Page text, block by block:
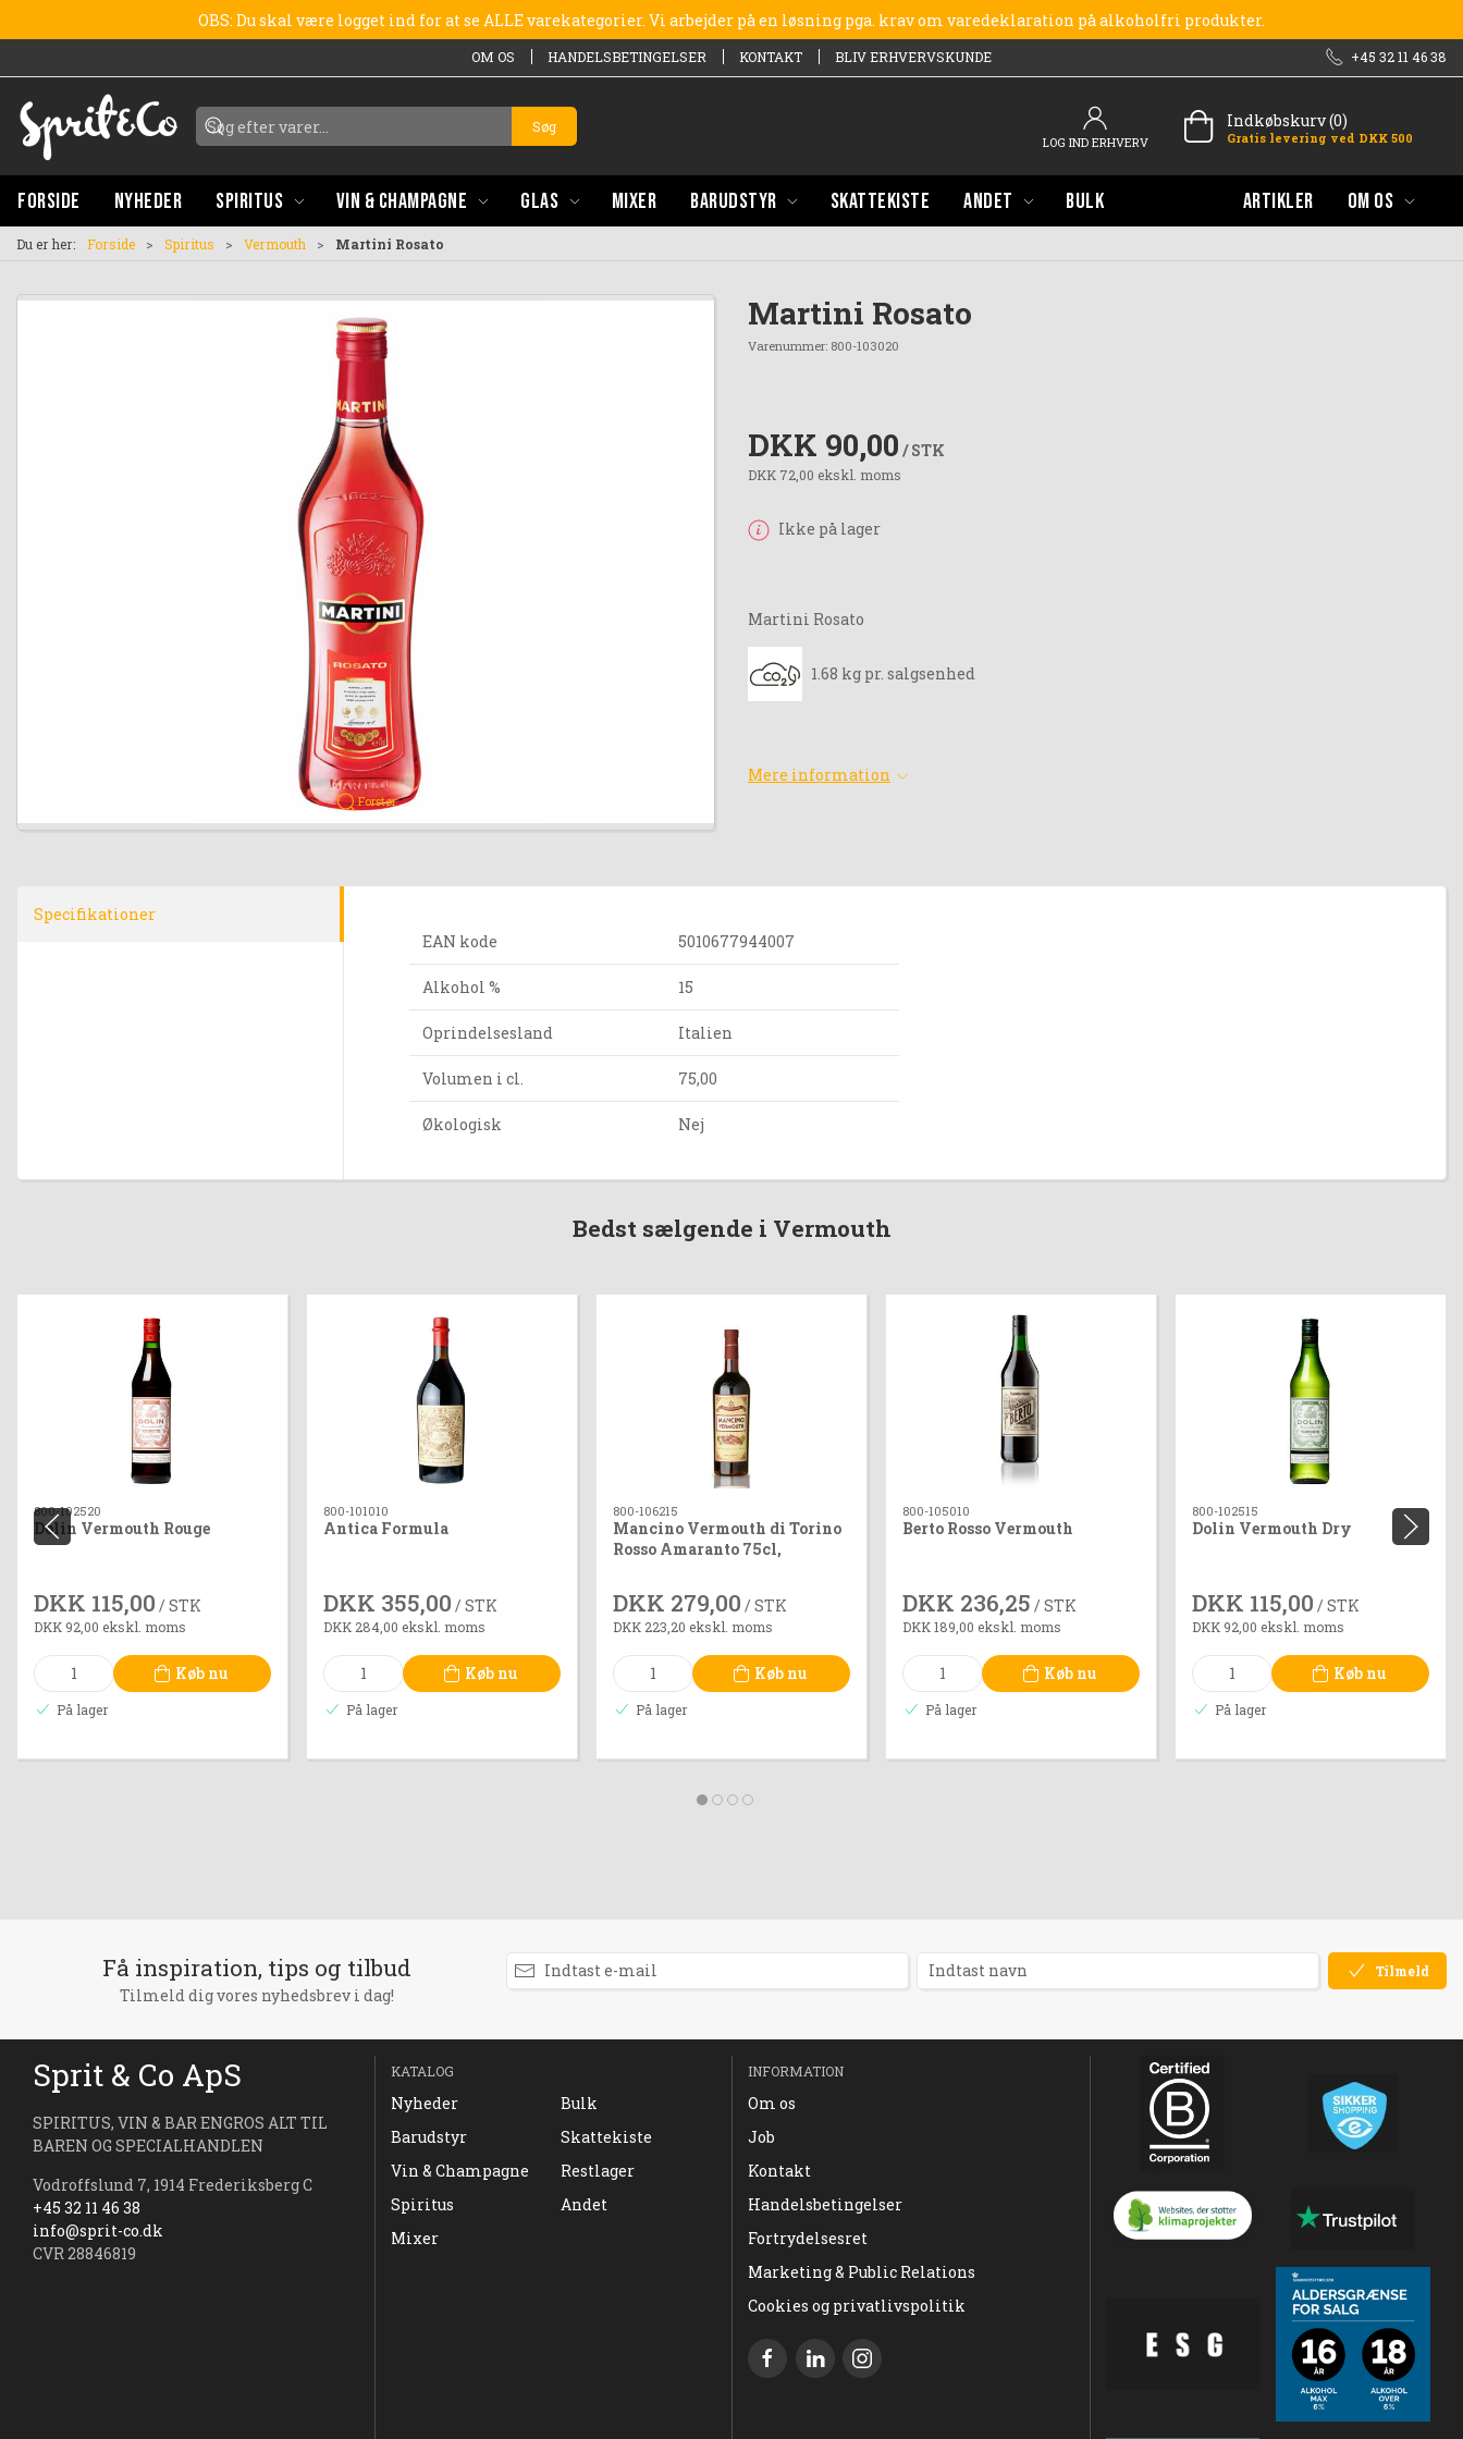
OBS: Du skal være logget ind for at se ALLE varekategorier. Vi arbejder på en løsning pga. krav om varedeklaration på alkoholfri produkter.
OM OS HANDELSBETINGELSER KONTAKT BLIV ERHVERVSKUNDE +45 32 11 46 38
Søg
LOG IND ERHVERV
Indkøbskurv (0)
Gratis levering ved DKK 500
FORSIDE NYHEDER SPIRITUS VIN & CHAMPAGNE GLAS MIXER BARUDSTYR SKATTEKISTE ANDET BULK ARTIKLER OM OS
Du er her: Forside Spiritus Vermouth Martini Rosato
Forstør
Martini Rosato
Varenummer: 800-103020
DKK 90,00 / STK
DKK 72,00 ekskl. moms
Ikke på lager
Martini Rosato
1.68 kg pr. salgsenhed
Mere information
Specifikationer
EAN kode
5010677944007
Alkohol % 15
Oprindelsesland Italien
Volumen i cl. 75,00
Økologisk Nej
Bedst sælgende i Vermouth
800-102520
Dolin Vermouth Rouge
DKK 115,00 / STK
DKK 92,00 ekskl. moms
Køb nu
På lager
800-101010
Antica Formula
DKK 355,00 / STK
DKK 284,00 ekskl. moms
Køb nu
På lager
800-106215
Mancino Vermouth di Torino
Rosso Amaranto 75cl,
DKK 279,00 / STK
DKK 223,20 ekskl. moms
Køb nu
På lager
800-105010
Berto Rosso Vermouth
DKK 236,25 / STK
DKK 189,00 ekskl. moms
Køb nu
På lager
800-102515
Dolin Vermouth Dry
DKK 115,00 / STK
DKK 92,00 ekskl. moms
Køb nu
På lager
Få inspiration, tips og tilbud
Tilmeld dig vores nyhedsbrev i dag!
Tilmeld
Sprit & Co ApS
SPIRITUS, VIN & BAR ENGROS ALT TIL
BAREN OG SPECIALHANDLEN
Vodroffslund 7, 1914 Frederiksberg C
+45 32 11 46 38
info@sprit-co.dk
CVR 28846819
KATALOG
Nyheder
Barudstyr
Vin & Champagne
Spiritus
Mixer
Bulk
Skattekiste
Restlager
Andet
INFORMATION
Om os
Job
Kontakt
Handelsbetingelser
Fortrydelsesret
Marketing & Public Relations
Cookies og privatlivspolitik